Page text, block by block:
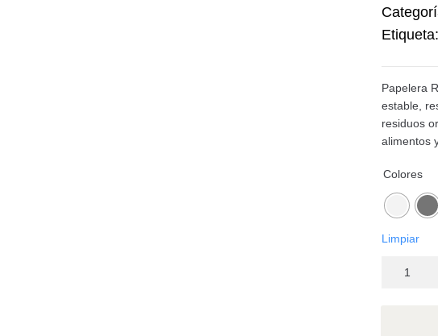
Etiqueta:
Papelera
estable,
residuos
alimentos
Colores
Limpiar